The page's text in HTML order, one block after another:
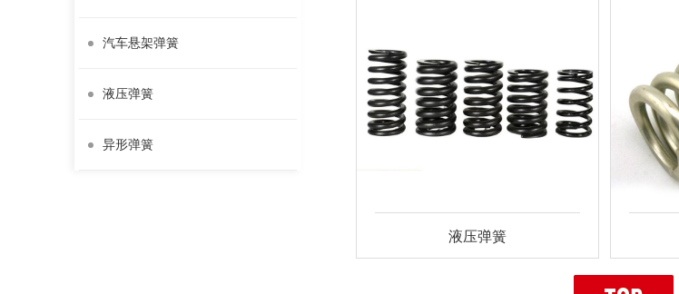
汽车悬架弹簧
液压弹簧
异形弹簧
液压弹簧